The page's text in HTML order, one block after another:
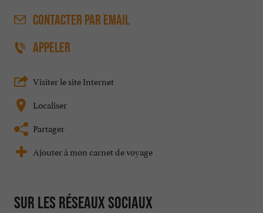
CONTACTER PAR EMAIL
APPELER
Visiter le site Internet
Localiser
Partager
Ajouter à mon carnet de voyage
Sur les réseaux sociaux